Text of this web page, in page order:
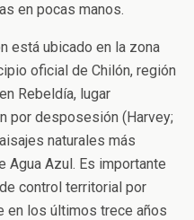
en pocas manos.
está ubicado en la zona
oficial de Chilón, región
Rebeldía, lugar
por desposesión (Harvey;
naturales más
Agua Azul. Es importante
control territorial por
en los últimos trece años